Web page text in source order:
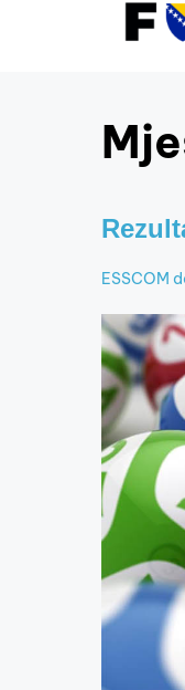
ESSCOM